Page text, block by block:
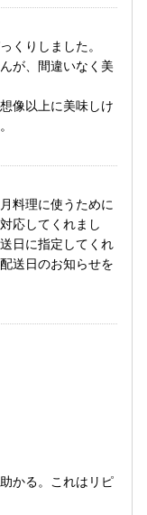
くりしました。
が、間違いなく美
像以上に美味しけ
料理に使うために
応してくれまし
日に指定してくれ
送日のお知らせを
かる。これはリピ